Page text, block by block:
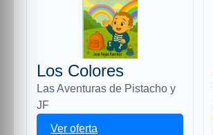
Los Colores
Las Aventuras de Pistacho y
JF
Ver oferta